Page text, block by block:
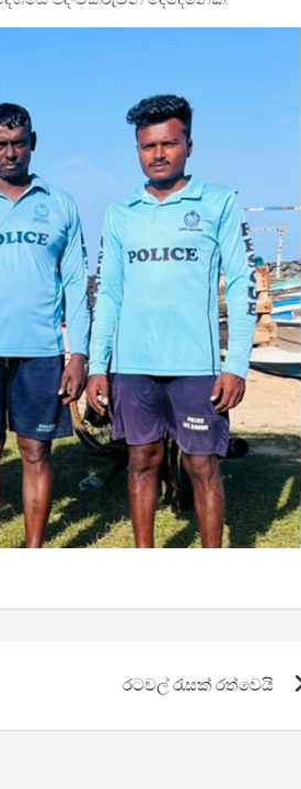
රටවල් රැසක් රත්වෙයි